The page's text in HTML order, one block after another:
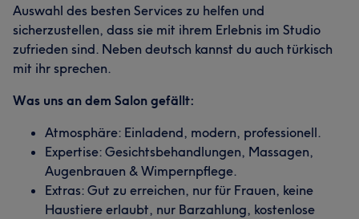
Auswahl des besten Services zu helfen und
sicherzustellen, dass sie mit ihrem Erlebnis im Studio
zufrieden sind. Neben deutsch kannst du auch türkisch
mit ihr sprechen.
Was uns an dem Salon gefällt:
Atmosphäre: Einladend, modern, professionell.
Expertise: Gesichtsbehandlungen, Massagen,
Augenbrauen & Wimpernpflege.
Extras: Gut zu erreichen, nur für Frauen, keine
Haustiere erlaubt, nur Barzahlung, kostenlose